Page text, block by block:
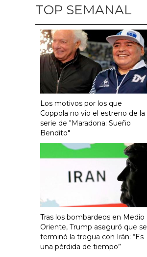
TOP SEMANAL
Los motivos por los que
Coppola no vio el estreno de la
serie de "Maradona: Sueño
Bendito"
Tras los bombardeos en Medio
Oriente, Trump aseguró que se
terminó la tregua con Irán: “Es
una pérdida de tiempo”